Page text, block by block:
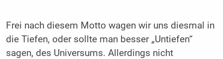
Frei nach diesem Motto wagen wir uns diesmal in
die Tiefen, oder sollte man besser „Untiefen“
sagen, des Universums. Allerdings nicht